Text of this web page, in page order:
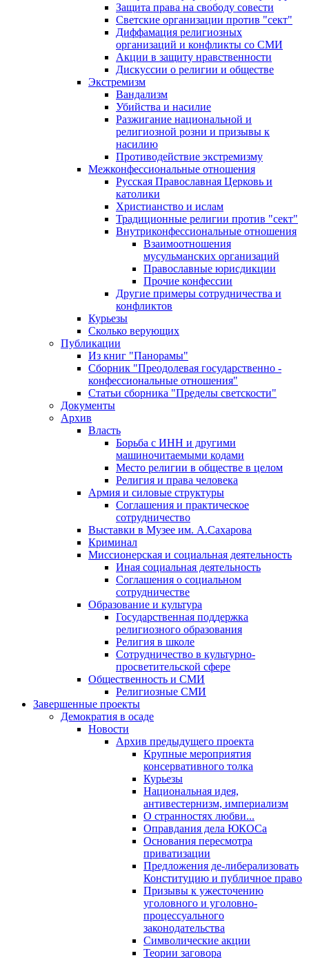
Защита права на свободу совести
Светские организации против "сект"
Диффамация религиозных
организаций и конфликты со СМИ
Акции в защиту нравственности
Дискуссии о религии и обществе
Экстремизм
Вандализм
Убийства и насилие
Разжигание национальной и
религиозной розни и призывы к
насилию
Противодействие экстремизму
Межконфессиональные отношения
Русская Православная Церковь и
католики
Христианство и ислам
Традиционные религии против "сект"
Внутриконфессиональные отношения
Взаимоотношения
мусульманских организаций
Православные юрисдикции
Прочие конфессии
Другие примеры сотрудничества и
конфликтов
Курьезы
Сколько верующих
Публикации
Из книг "Панорамы"
Сборник "Преодолевая государственно -
конфессиональные отношения"
Статьи сборника "Пределы светскости"
Документы
Архив
Власть
Борьба с ИНН и другими
машиночитаемыми кодами
Место религии в обществе в целом
Религия и права человека
Армия и силовые структуры
Соглашения и практическое
сотрудничество
Выставки в Музее им. А.Сахарова
Криминал
Миссионерская и социальная деятельность
Иная социальная деятельность
Соглашения о социальном
сотрудничестве
Образование и культура
Государственная поддержка
религиозного образования
Религия в школе
Сотрудничество в культурно-
просветительской сфере
Общественность и СМИ
Религиозные СМИ
Завершенные проекты
Демократия в осаде
Новости
Архив предыдущего проекта
Крупные мероприятия
консервативного толка
Курьезы
Национальная идея,
антивестернизм, империализм
О странностях любви...
Оправдания дела ЮКОСа
Основания пересмотра
приватизации
Предложения де-либерализовать
Конституцию и публичное право
Призывы к ужесточению
уголовного и уголовно-
процессуального
законодательства
Символические акции
Теории заговора